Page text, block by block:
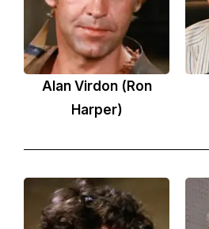
Alan Virdon (Ron
Harper)